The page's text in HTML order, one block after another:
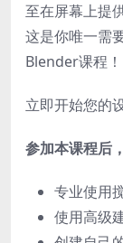
至在屏幕上提
这是你唯一需
Blender课程！
立即开始您的
参加本课程后
专业使用
使用高级